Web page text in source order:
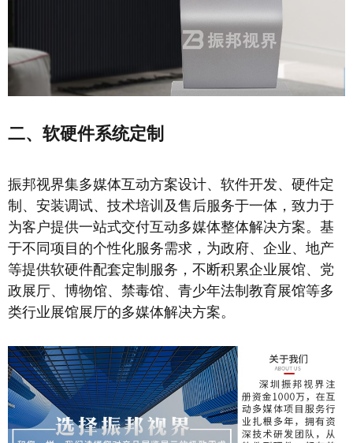
二、软硬件系统定制
振邦视界集多媒体互动方案设计、软件开发、硬件定
制、安装调试、技术培训及售后服务于一体，致力于
为客户提供一站式交付互动多媒体整体解决方案。基
于不同项目的个性化服务需求，为政府、企业、地产
等提供软硬件配套定制服务，不断积累企业展馆、党
政展厅、博物馆、禁毒馆、青少年法制教育展馆等多
类行业展馆展厅的多媒体解决方案。